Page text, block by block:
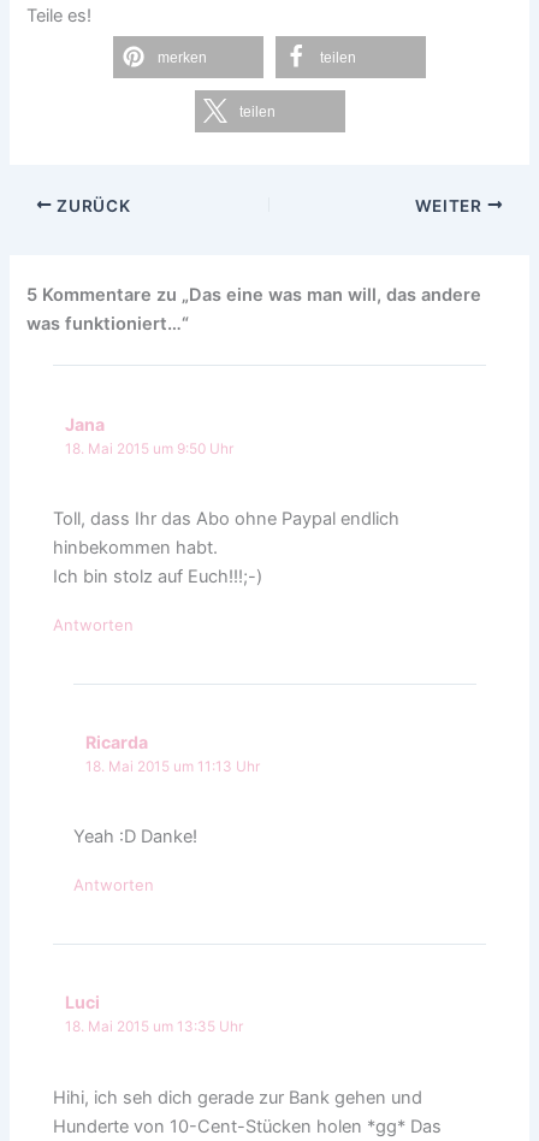
Teile es!
merken teilen
teilen
ZURÜCK WEITER
5 Kommentare zu „Das eine was man will, das andere
was funktioniert…“
Jana
18. Mai 2015 um 9:50 Uhr
Toll, dass Ihr das Abo ohne Paypal endlich
hinbekommen habt.
Ich bin stolz auf Euch!!!;-)
Antworten
Ricarda
18. Mai 2015 um 11:13 Uhr
Yeah :D Danke!
Antworten
Luci
18. Mai 2015 um 13:35 Uhr
Hihi, ich seh dich gerade zur Bank gehen und
Hunderte von 10-Cent-Stücken holen *gg* Das